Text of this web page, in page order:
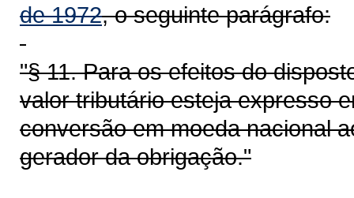
de 1972, o seguinte parágrafo:
"§ 11. Para os efeitos do
valor tributário esteja expresso
conversão em moeda nacional
gerador da obrigação."